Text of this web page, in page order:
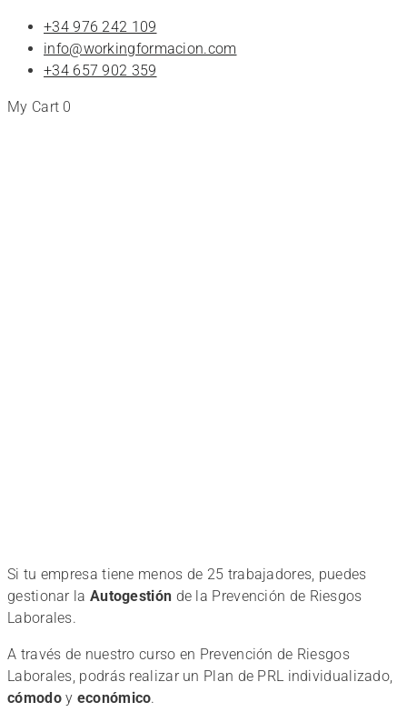
+34 976 242 109
info@workingformacion.com
+34 657 902 359
My Cart 0
trabajo
Protege
Si tu empresa tiene menos de 25 trabajadores, puedes
gestionar la Autogestión de la Prevención de Riesgos
Laborales.
A través de nuestro curso en Prevención de Riesgos
Laborales, podrás realizar un Plan de PRL individualizado,
cómodoy económico.